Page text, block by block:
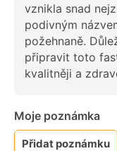
vznikla snad
podivným
požehnaně.
připravit toto
kvalitněji a
Moje poznámka
Přidat poznámku